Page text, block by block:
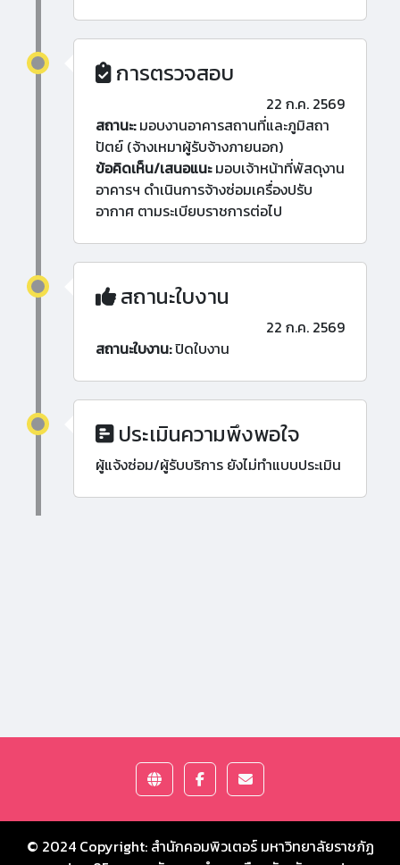
การตรวจสอบ
22 ก.ค. 2569
สถานะ:มอบงานอาคารสถานที่และภูมิสถา
ปัตย์ (จ้างเหมาผู้รับจ้างภายนอก)
ข้อคิดเห็น/เสนอแนะมอบเจ้าหน้าที่พัสดุงาน
อาคารฯ ดำเนินการจ้างซ่อมเครื่องปรับ
อากาศ ตามระเบียบราชการต่อไป
สถานะใบงาน
22 ก.ค. 2569
สถานะใบงาน:ปิดใบงาน
ประเมินความพึงพอใจ
ผู้แจ้งซ่อม/ผู้รับบริการ ยังไม่ทำแบบประเมิน
© 2024 Copyright: สำนักคอมพิวเตอร์ มหาวิทยาลัยราชภัฏ